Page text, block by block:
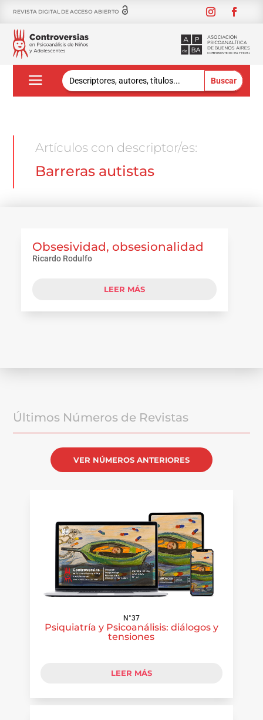
REVISTA DIGITAL DE ACCESO ABIERTO
Buscar:
Artículos con descriptor/es:
Barreras autistas
Obsesividad, obsesionalidad
Ricardo Rodulfo
LEER MÁS
Últimos Números de Revistas
VER NÚMEROS ANTERIORES
N°37
Psiquiatría y Psicoanálisis: diálogos y
tensiones
LEER MÁS